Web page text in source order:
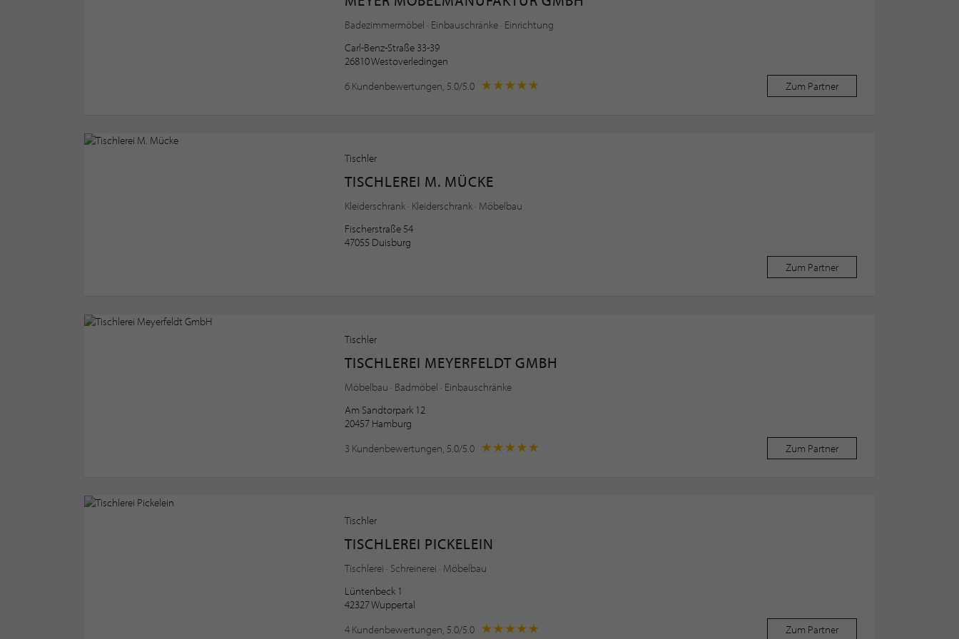
Badezimmermöbel · Einbauschränke · Einrichtung
Carl-Benz-Straße 33-39
26810 Westoverledingen
6 Kundenbewertungen, 5.0/5.0
Zum Partner
Tischler
TISCHLEREI M. MÜCKE
Kleiderschrank · Kleiderschrank · Möbelbau
Fischerstraße 54
47055 Duisburg
Zum Partner
Tischler
TISCHLEREI MEYERFELDT GMBH
Möbelbau · Badmöbel · Einbauschränke
Am Sandtorpark 12
20457 Hamburg
3 Kundenbewertungen, 5.0/5.0
Zum Partner
Tischler
TISCHLEREI PICKELEIN
Tischlerei · Schreinerei · Möbelbau
Lüntenbeck 1
42327 Wuppertal
4 Kundenbewertungen, 5.0/5.0
Zum Partner